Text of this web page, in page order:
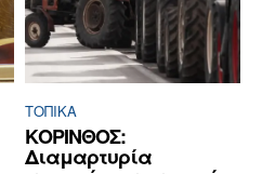
ΤΟΠΙΚΑ
ΚΟΡΙΝΘΟΣ:
Διαμαρτυρία